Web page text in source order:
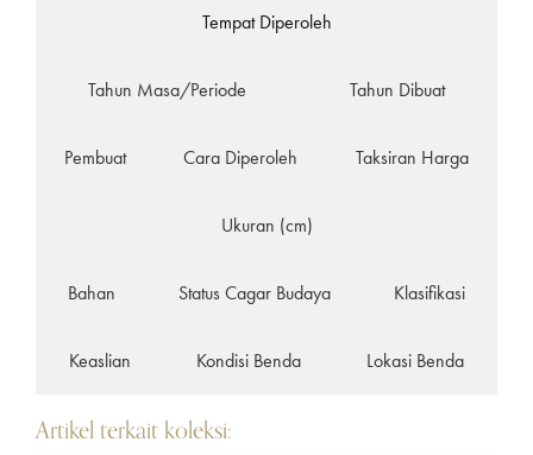
Tempat Diperoleh
Tahun Masa/Periode Tahun Dibuat
Pembuat Cara Diperoleh Taksiran Harga
Ukuran (cm)
Bahan Status Cagar Budaya Klasifikasi
Keaslian Kondisi Benda Lokasi Benda
Artikel terkait koleksi: